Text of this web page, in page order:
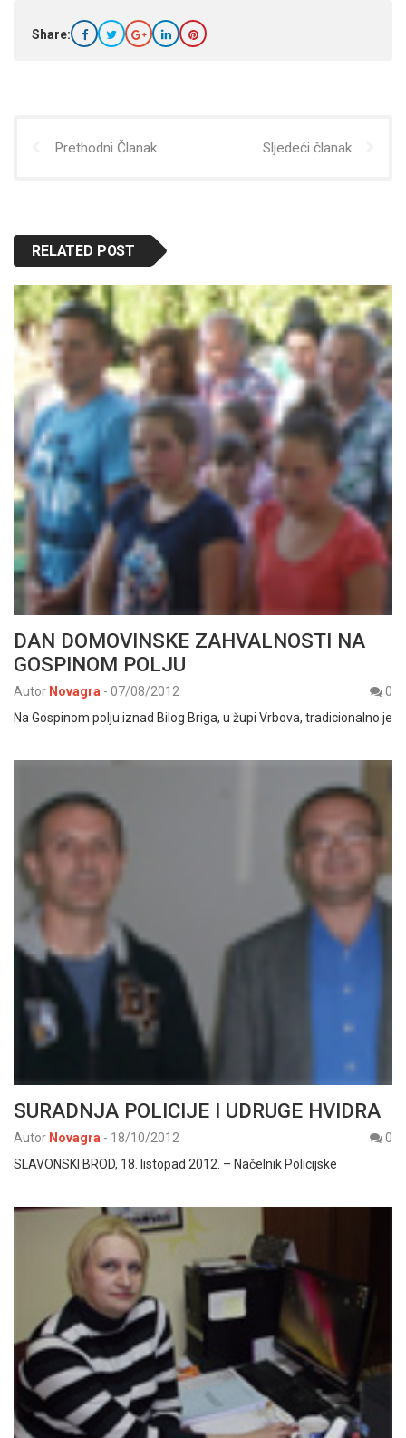
Share:
Prethodni Članak Sljedeći članak
RELATED POST
DAN DOMOVINSKE ZAHVALNOSTI NA
GOSPINOM POLJU
Autor Novagra - 07/08/2012
0
Na Gospinom polju iznad Bilog Briga, u župi Vrbova, tradicionalno je
SURADNJA POLICIJE I UDRUGE HVIDRA
Autor Novagra - 18/10/2012
0
SLAVONSKI BROD, 18. listopad 2012. – Načelnik Policijske